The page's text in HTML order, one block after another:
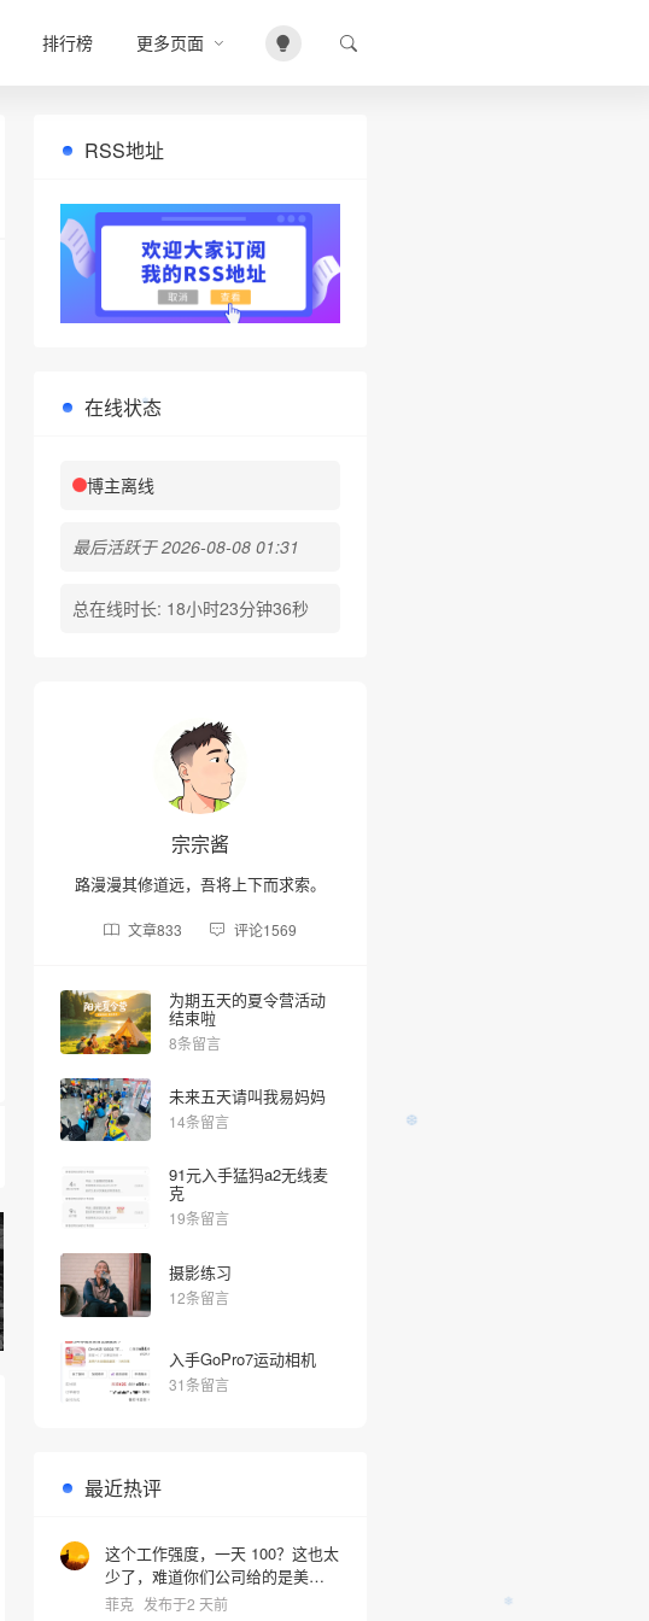
排行榜 更多页面
RSS地址
在线状态
博主离线
最后活跃于 2026-08-08 01:31
总在线时长: 18小时23分钟36秒
宗宗酱
路漫漫其修道远，吾将上下而求索。
文章833 评论1569
为期五天的夏令营活动
结束啦
8条留言
未来五天请叫我易妈妈
14条留言
91元入手猛犸a2无线麦
克
19条留言
摄影练习
12条留言
入手GoPro7运动相机
31条留言
最近热评
这个工作强度，一天 100？这也太
少了，难道你们公司给的是美元
啊？
菲克 发布于2 天前